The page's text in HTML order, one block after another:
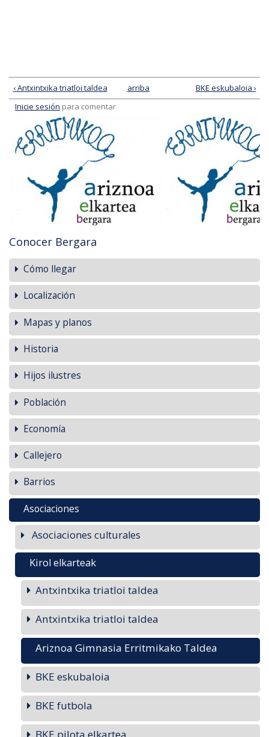
‹ Antxintxika triatloi taldea arriba
BKE eskubaloia ›
Inicie sesión para comentar
Conocer Bergara
Cómo llegar
Localización
Mapas y planos
Historia
Hijos ilustres
Población
Economía
Callejero
Barrios
Asociaciones
Asociaciones culturales
Kirol elkarteak
Antxintxika triatloi taldea
Antxintxika triatloi taldea
Ariznoa Gimnasia Erritmikako Taldea
BKE eskubaloia
BKE futbola